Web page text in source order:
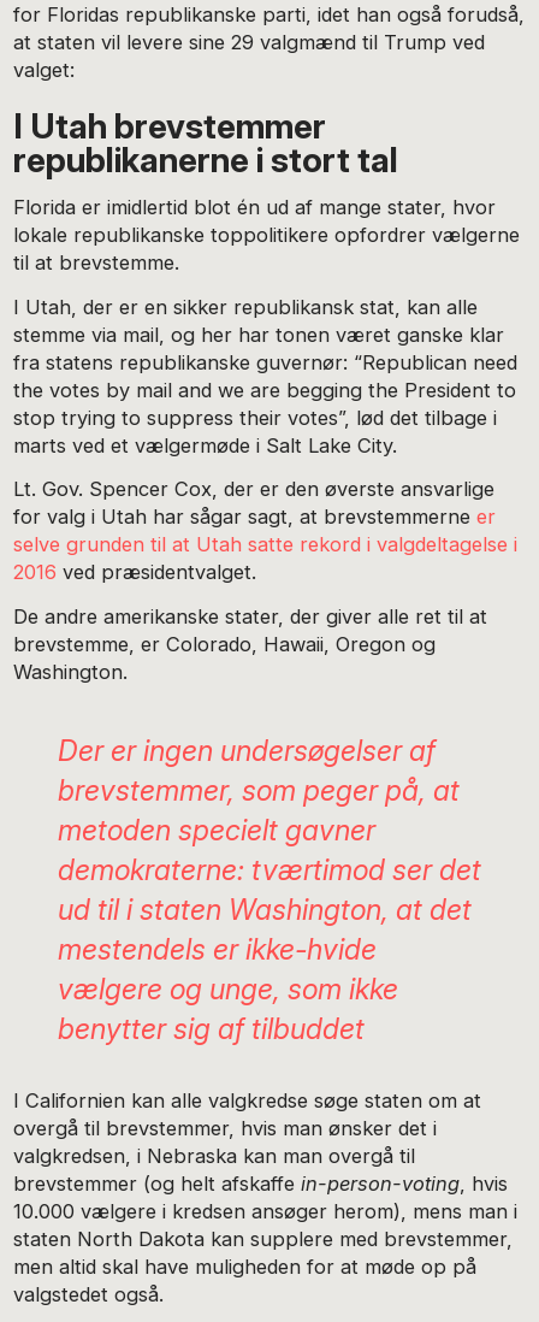
for Floridas republikanske parti, idet han også forudså,
at staten vil levere sine 29 valgmænd til Trump ved
valget:
I Utah brevstemmer
republikanerne i stort tal
Florida er imidlertid blot én ud af mange stater, hvor
lokale republikanske toppolitikere opfordrer vælgerne
til at brevstemme.
I Utah, der er en sikker republikansk stat, kan alle
stemme via mail, og her har tonen været ganske klar
fra statens republikanske guvernør: “Republican need
the votes by mail and we are begging the President to
stop trying to suppress their votes”, lød det tilbage i
marts ved et vælgermøde i Salt Lake City.
Lt. Gov. Spencer Cox, der er den øverste ansvarlige
for valg i Utah har sågar sagt, at brevstemmerneer
selve grunden til at Utah satte rekord i valgdeltagelse i
2016 ved præsidentvalget.
De andre amerikanske stater, der giver alle ret til at
brevstemme, er Colorado, Hawaii, Oregon og
Washington.
Der er ingen undersøgelser af
brevstemmer, som peger på, at
metoden specielt gavner
demokraterne: tværtimod ser det
ud til i staten Washington, at det
mestendels er ikke-hvide
vælgere og unge, som ikke
benytter sig af tilbuddet
I Californien kan alle valgkredse søge staten om at
overgå til brevstemmer, hvis man ønsker det i
valgkredsen, i Nebraska kan man overgå til
brevstemmer (og helt afskaffein-person-voting , hvis
10.000 vælgere i kredsen ansøger herom), mens man i
staten North Dakota kan supplere med brevstemmer,
men altid skal have muligheden for at møde op på
valgstedet også.